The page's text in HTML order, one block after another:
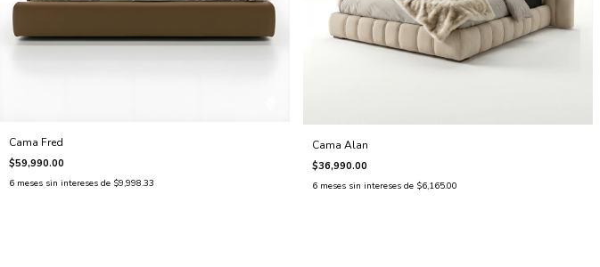
Cama Fred
$59,990.00
6 meses sin intereses de $9,998.33
Cama Alan
$36,990.00
6 meses sin intereses de $6,165.00